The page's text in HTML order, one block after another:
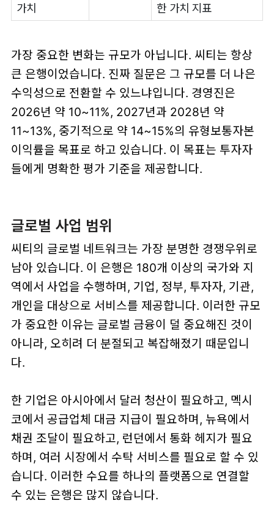
가치
한 가치 지표
가장 중요한 변화는 규모가 아닙니다. 씨티는 항상
큰 은행이었습니다. 진짜 질문은 그 규모를 더 나은
수익성으로 전환할 수 있느냐입니다. 경영진은
2026년 약 10~11%, 2027년과 2028년 약
11~13%, 중기적으로 약 14~15%의 유형보통자본
이익률을 목표로 하고 있습니다. 이 목표는 투자자
들에게 명확한 평가 기준을 제공합니다.
글로벌 사업 범위
씨티의 글로벌 네트워크는 가장 분명한 경쟁우위로
남아 있습니다. 이 은행은 180개 이상의 국가와 지
역에서 사업을 수행하며, 기업, 정부, 투자자, 기관,
개인을 대상으로 서비스를 제공합니다. 이러한 규모
가 중요한 이유는 글로벌 금융이 덜 중요해진 것이
아니라, 오히려 더 분절되고 복잡해졌기 때문입니
다.
한 기업은 아시아에서 달러 청산이 필요하고, 멕시
코에서 공급업체 대금 지급이 필요하며, 뉴욕에서
채권 조달이 필요하고, 런던에서 통화 헤지가 필요
하며, 여러 시장에서 수탁 서비스를 필요로 할 수 있
습니다. 이러한 수요를 하나의 플랫폼으로 연결할
수 있는 은행은 많지 않습니다.